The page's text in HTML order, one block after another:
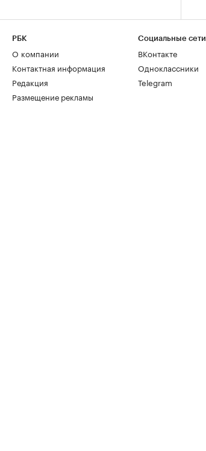
РБК
О компании
Контактная информация
Редакция
Размещение рекламы
Социальные сети
ВКонтакте
Одноклассники
Telegram